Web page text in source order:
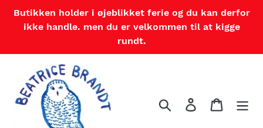
Butikken holder i øjeblikket ferie og du kan derfor
ikke handle. men du er velkommen til at kigge
rundt.
Søg Log ind